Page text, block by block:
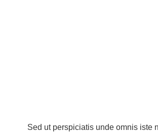
Sed ut perspiciatis unde omnis iste